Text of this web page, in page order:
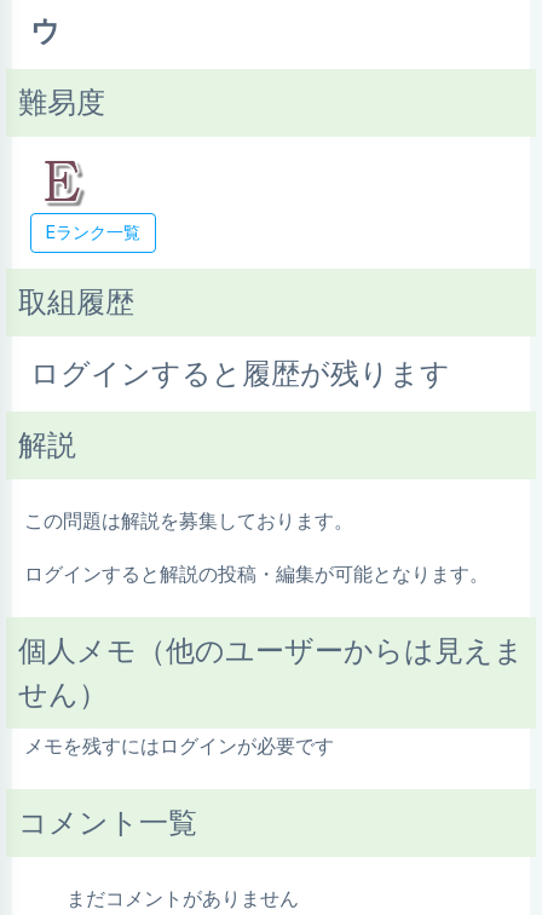
ウ
難易度
Eランク一覧
取組履歴
ログインすると履歴が残ります
解説
この問題は解説を募集しております。
ログインすると解説の投稿・編集が可能となります。
個人メモ（他のユーザーからは見えま
せん）
メモを残すにはログインが必要です
コメント一覧
まだコメントがありません